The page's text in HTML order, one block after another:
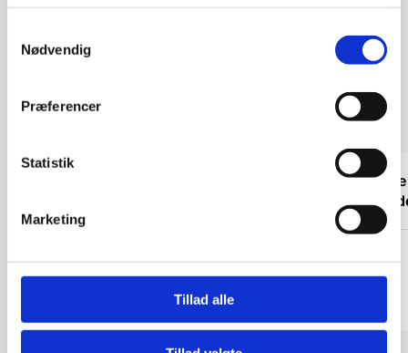
Nødvendig
Præferencer
Statistik
Marketing
Tillad alle
gjort
Isken